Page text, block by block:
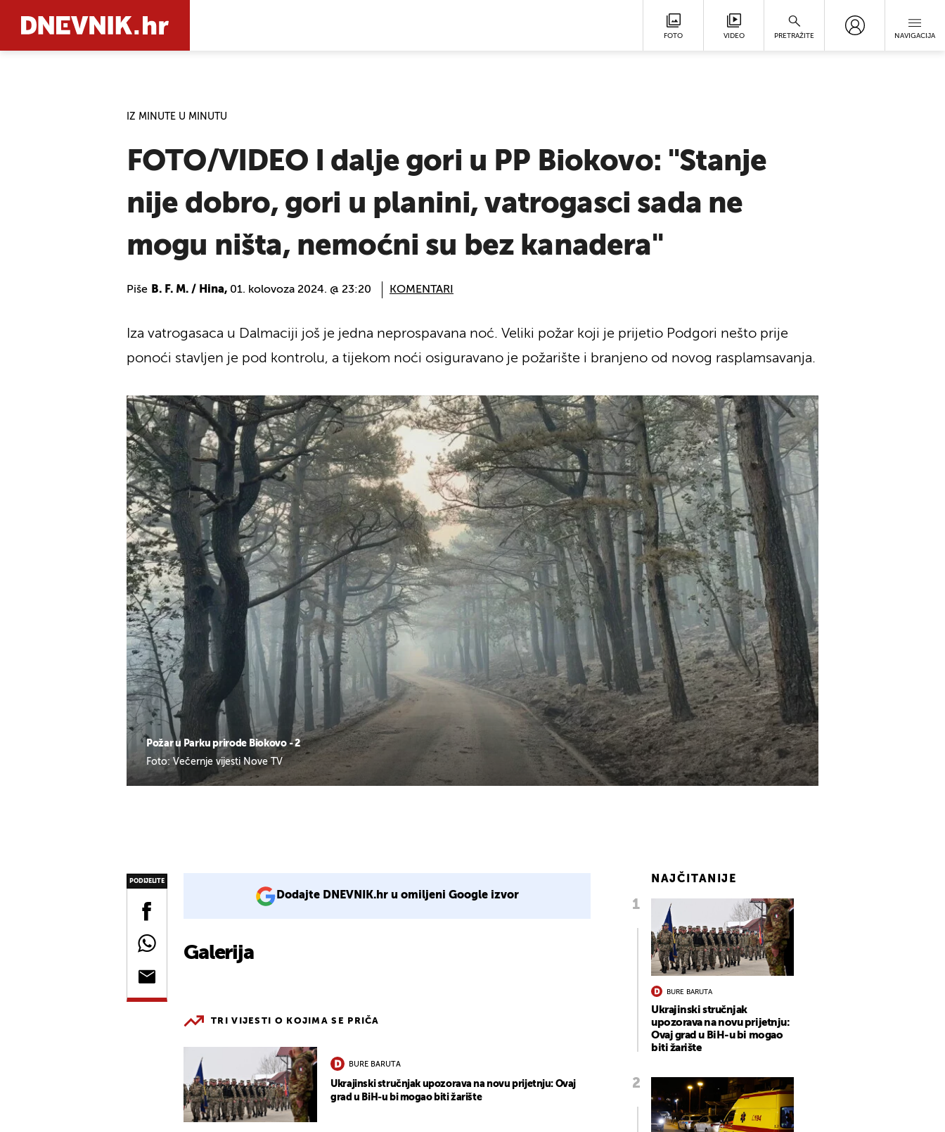
FOTO VIDEO PRETRAŽITE NAVIGACIJA
IZ MINUTE U MINUTU
FOTO/VIDEO I dalje gori u PP Biokovo: "Stanje
nije dobro, gori u planini, vatrogasci sada ne
mogu ništa, nemoćni su bez kanadera"
Piše B. F. M. / Hina, 01. kolovoza 2024. @ 23:20 KOMENTARI
Požar u Parku prirode Biokovo - 2
Foto: Večernje vijesti Nove TV
Iza vatrogasaca u Dalmaciji još je jedna neprospavana noć. Veliki požar koji je prijetio Podgori nešto prije
ponoći stavljen je pod kontrolu, a tijekom noći osiguravano je požarište i branjeno od novog rasplamsavanja.
PODIJELITE
Dodajte DNEVNIK.hr u omiljeni Google izvor
Galerija
TRI VIJESTI O KOJIMA SE PRIČA
BURE BARUTA
Ukrajinski stručnjak upozorava na novu prijetnju: Ovaj
grad u BiH-u bi mogao biti žarište
NAJČITANIJE
BURE BARUTA
Ukrajinski stručnjak
upozorava na novu prijetnju:
Ovaj grad u BiH-u bi mogao
biti žarište